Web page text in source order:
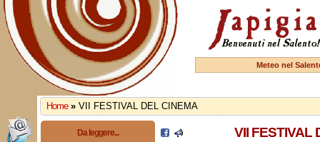
Meteo nel
Home » VII FESTIVAL DEL CINEMA
Da leggere... VII FESTIVAL